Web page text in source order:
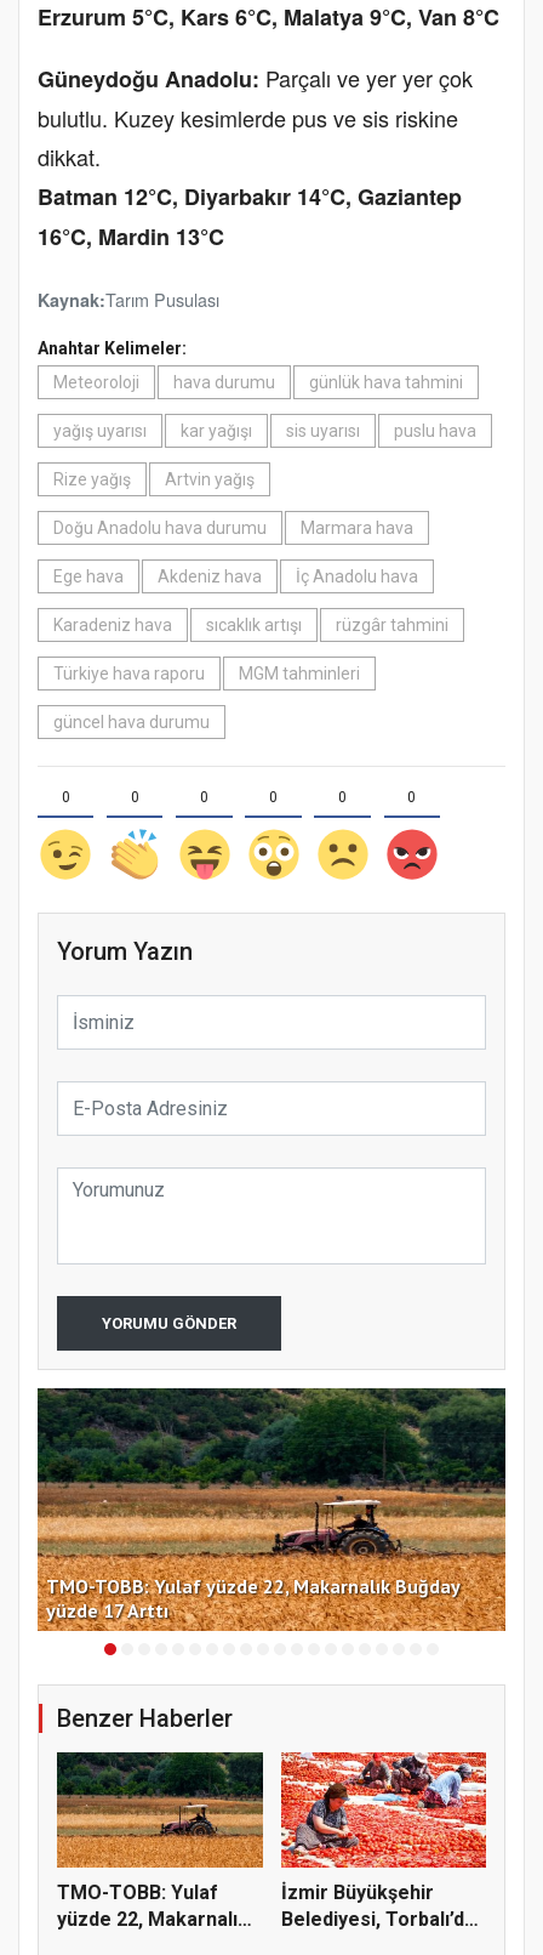
Erzurum 5°C, Kars 6°C, Malatya 9°C, Van 8°C
Güneydoğu Anadolu: Parçalı ve yer yer çok
bulutlu. Kuzey kesimlerde pus ve sis riskine
dikkat.
Batman 12°C, Diyarbakır 14°C, Gaziantep
16°C, Mardin 13°C
Kaynak:Tarım Pusulası
Anahtar Kelimeler:
Meteoroloji
hava durumu günlük hava tahmini
yağış uyarısı kar yağışı sis uyarısı puslu hava
Rize yağış Artvin yağış
Doğu Anadolu hava durumu Marmara hava
Ege hava Akdeniz hava İç Anadolu hava
Karadeniz hava sıcaklık artışı rüzgâr tahmini
Türkiye hava raporu MGM tahminleri
güncel hava durumu
0 0 0 0 0 0
Yorum Yazın
YORUMU GÖNDER
TMO-TOBB: Yulaf yüzde 22, Makarnalık Buğday
yüzde 17 Arttı
Benzer Haberler
TMO-TOBB: Yulaf
yüzde 22, Makarnalık
İzmir Büyükşehir
Belediyesi, Torbalı’da